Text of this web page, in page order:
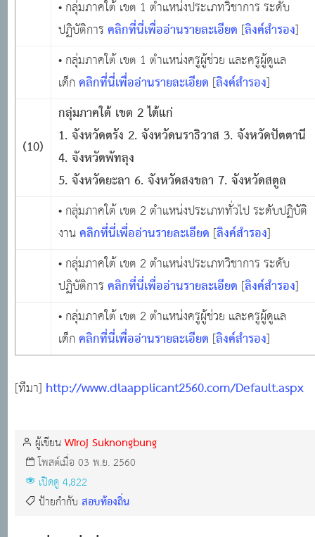
• กลุ่มภาคใต้ เขต 1 ตำแหน่งประเภทวิชาการ ระดับ
ปฏิบัติการคลิกที่นี่เพื่ออ่านรายละเอียด [ลิงค์สำรอง]
• กลุ่มภาคใต้ เขต 1 ตำแหน่งครูผู้ช่วย และครูผู้ดูแล
เด็กคลิกที่นี่เพื่ออ่านรายละเอียด [ลิงค์สำรอง]
(10)
กลุ่มภาคใต้ เขต2 ได้แก่
1. จังหวัดตรัง 2. จังหวัดนราธิวาส 3. จังหวัดปัตตานี
4. จังหวัดพัทลุง
5. จังหวัดยะลา 6. จังหวัดสงขลา 7. จังหวัดสตูล
• กลุ่มภาคใต้ เขต 2 ตำแหน่งประเภททั่วไป ระดับปฏิบัติ
งานคลิกที่นี่เพื่ออ่านรายละเอียด [ลิงค์สำรอง]
• กลุ่มภาคใต้ เขต 2 ตำแหน่งประเภทวิชาการ ระดับ
ปฏิบัติการคลิกที่นี่เพื่ออ่านรายละเอียด [ลิงค์สำรอง]
• กลุ่มภาคใต้ เขต 2 ตำแหน่งครูผู้ช่วย และครูผู้ดูแล
เด็กคลิกที่นี่เพื่ออ่านรายละเอียด [ลิงค์สำรอง]
[ทีมา] http://www.dlaapplicant2560.com/Default.aspx
ผู้เขียนWiroj Suknongbung
โพสต์เมื่อ 03 พ.ย. 2560
เปิดดู 4,822
ป้ายกำกับสอบท้องถิ่น